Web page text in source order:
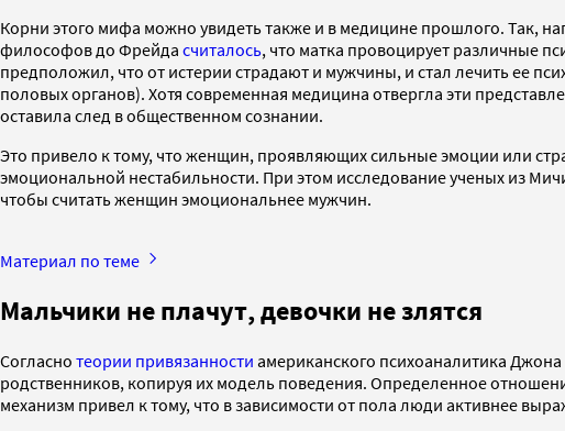
Корни этого мифа можно увидеть также и в медицине прошлого. Так,
философов до Фрейда считалось, что матка провоцирует различные
предположил, что от истерии страдают и мужчины, и стал лечить ее
половых органов). Хотя современная медицина отвергла эти
оставила след в общественном сознании.
Это привело к тому, что женщин, проявляющих сильные эмоции или
эмоциональной нестабильности. При этом исследование ученых из
чтобы считать женщин эмоциональнее мужчин.
Материал по теме
Мальчики не плачут, девочки не злятся
Согласно теории привязанности американского психоаналитика
родственников, копируя их модель поведения. Определенное
механизм привел к тому, что в зависимости от пола люди активнее